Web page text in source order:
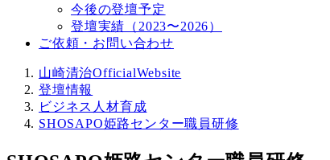
今後の登壇予定
登壇実績（2023〜2026）
ご依頼・お問い合わせ
山崎清治OfficialWebsite
登壇情報
ビジネス人材育成
SHOSAPO姫路センター職員研修